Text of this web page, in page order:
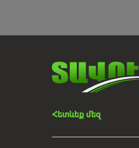
Հետևեք մեզ